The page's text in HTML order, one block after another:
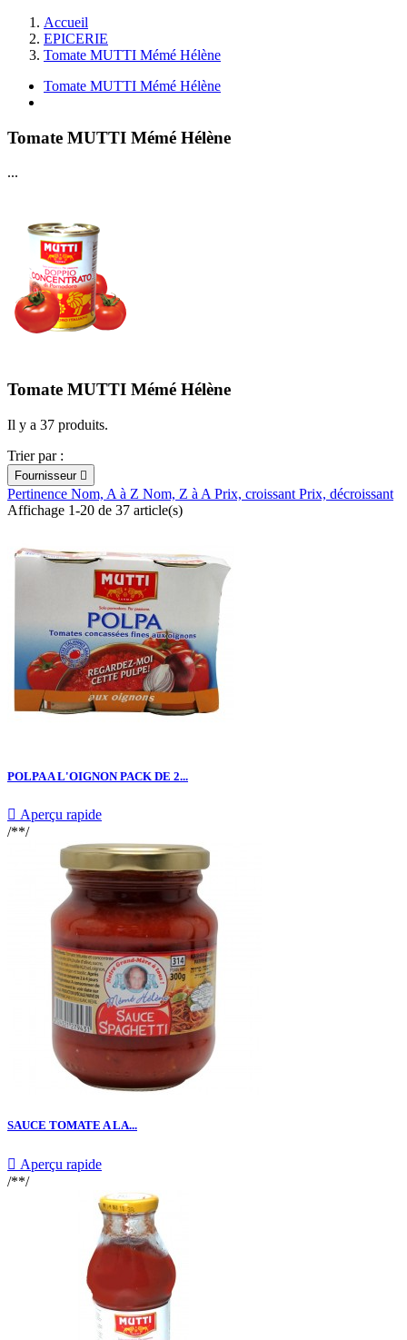
Accueil
EPICERIE
Tomate MUTTI Mémé Hélène
Tomate MUTTI Mémé Hélène
Tomate MUTTI Mémé Hélène
...
Tomate MUTTI Mémé Hélène
Il y a 37 produits.
Trier par :
Fournisseur 
Pertinence Nom, A à Z Nom, Z à A Prix, croissant Prix, décroissant
Affichage 1-20 de 37 article(s)
POLPA A L'OIGNON PACK DE 2...
 Aperçu rapide
/**/
SAUCE TOMATE A LA...
 Aperçu rapide
/**/